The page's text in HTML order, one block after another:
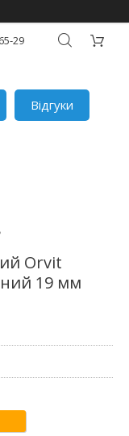
29
Відгуки
Orvit
19 мм